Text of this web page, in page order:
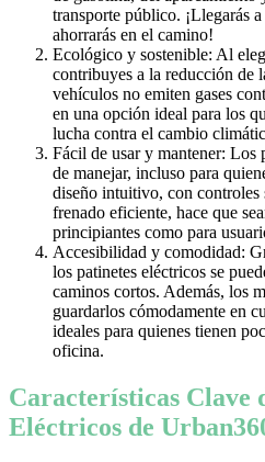
transporte público. ¡Llegarás
ahorrarás en el camino!
Ecológico y sostenible: Al
contribuyes a la reducción de
vehículos no emiten gases
en una opción ideal para los
lucha contra el cambio
Fácil de usar y mantener: Los
de manejar, incluso para
diseño intuitivo, con controles
frenado eficiente, hace que
principiantes como para
Accesibilidad y comodidad:
los patinetes eléctricos se
caminos cortos. Además, los
guardarlos cómodamente en
ideales para quienes tienen
oficina.
Características Clave
Eléctricos de